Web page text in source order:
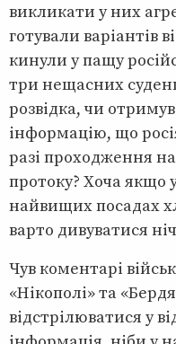
викликати у них
готували варіантів
кинули у пащу
три нещасних
розвідка, чи
інформацію, що
разі проходження
протоку? Хоча якщо
найвищих посадах
варто дивуватися
Чув коментарі
«Нікополі» та
відстрілюватися у